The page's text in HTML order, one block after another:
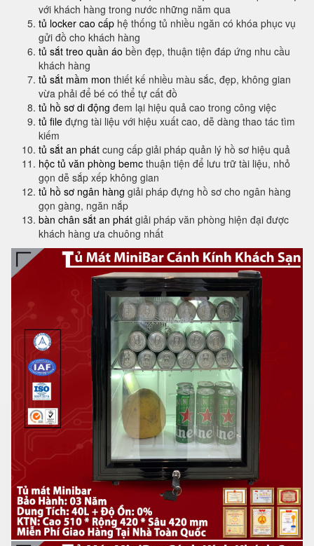
với khách hàng trong nước những năm qua
tủ locker cao cấp hệ thống tủ nhiều ngăn có khóa phục vụ
gửi đồ cho khách hàng
tủ sắt treo quần áo bền đẹp, thuận tiện đáp ứng nhu cầu
khách hàng
tủ sắt mầm mon thiết kế nhiều màu sắc, đẹp, không gian
vừa phải để bé có thể tự cất đồ
tủ hồ sơ di động đem lại hiệu quả cao trong công việc
tủ file đựng tài liệu với hiệu xuất cao, dễ dàng thao tác tìm
kiếm
tủ sắt an phát cung cấp giải pháp quản lý hồ sơ hiệu quả
hộc tủ văn phòng bemc thuận tiện để lưu trữ tài liệu, nhỏ
gọn dễ sắp xếp không gian
tủ hồ sơ ngân hàng giải pháp đựng hồ sơ cho ngân hàng
gọn gàng, ngăn nắp
bàn chân sắt an phát giải pháp văn phòng hiện đại được
khách hàng ưa chuông nhất